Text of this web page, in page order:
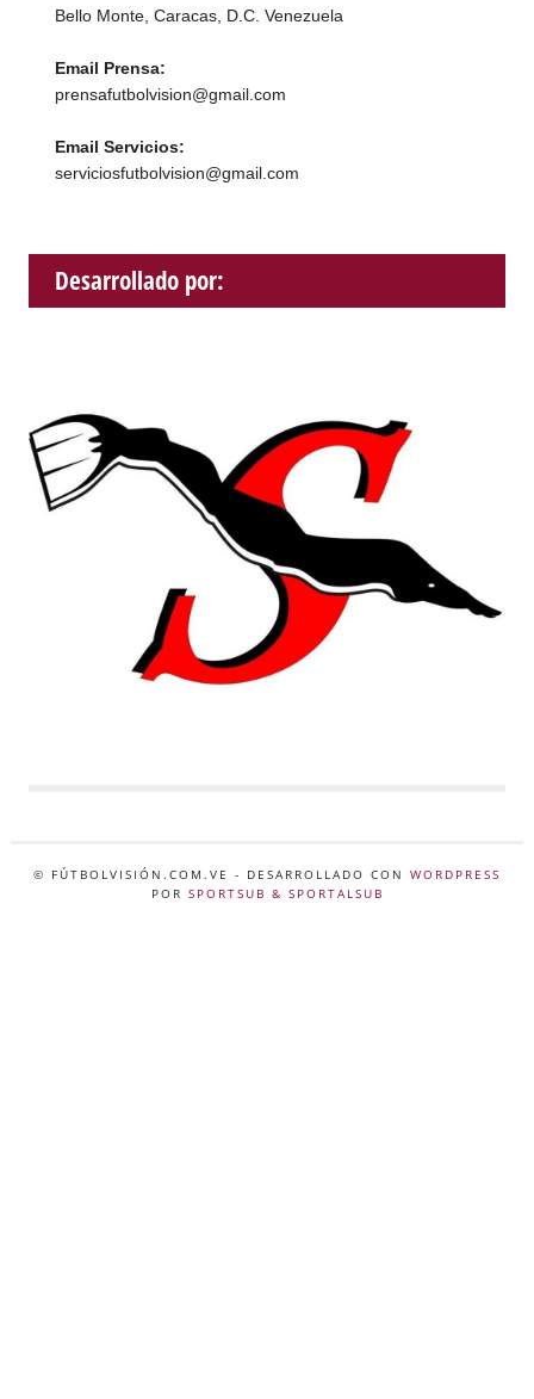
Bello Monte, Caracas, D.C. Venezuela
Email Prensa:
prensafutbolvision@gmail.com
Email Servicios:
serviciosfutbolvision@gmail.com
Desarrollado por:
© FÚTBOLVISIÓN.COM.VE - DESARROLLADO CON WORDPRESS
POR SPORTSUB & SPORTALSUB